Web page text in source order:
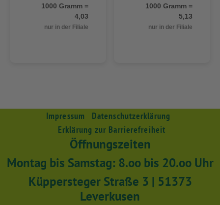
1000 Gramm =
4,03
nur in der Filiale
1000 Gramm =
5,13
nur in der Filiale
Impressum
Datenschutzerklärung
Erklärung zur Barrierefreiheit
Öffnungszeiten
Montag bis Samstag: 8.oo bis 20.oo Uhr
Küppersteger Straße 3 | 51373
Leverkusen